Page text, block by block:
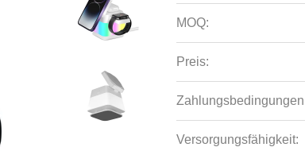
MOQ:
Preis:
Versorgungsfähigkeit: